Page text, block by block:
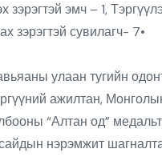
зэрэгтэй эмч – 1,
зэрэгтэй сувилагч- 7•
улаан тугийн
ажилтан,
“Алтан од”
нэрэмжит